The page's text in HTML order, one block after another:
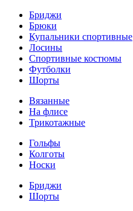
Бриджи
Брюки
Купальники спортивные
Лосины
Спортивные костюмы
Футболки
Шорты
Вязанные
На флисе
Трикотажные
Гольфы
Колготы
Носки
Бриджи
Шорты